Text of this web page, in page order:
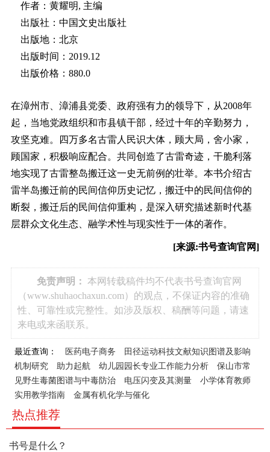
作者：黄耀明, 主编
出版社：中国文史出版社
出版地：北京
出版时间：2019.12
出版价格：880.0
在漳州市、漳浦县党委、政府强有力的领导下，从2008年
起，当地党政组织和市县镇干部，经过十年的辛勤努力，
攻坚克难。四万多名古雷人民识大体，顾大局，舍小家，
顾国家，积极响应配合。共同创造了古雷奇迹，干脆利落
地实现了古雷整岛搬迁这一史无前例的壮举。本书介绍古
雷半岛搬迁前的民间信仰历史记忆，搬迁中的民间信仰的
断裂，搬迁后的民间信仰重构，是深入研究描述新时代基
层群众文化生态、融学术性与现实性于一体的著作。
[来源:书号查询官网]
免责声明： 本网转载稿件均不代表书号查询官网
（www.shuhaochaxun.com）的观点，不保证内容的准确
性、可靠性或完整性。如涉及版权、稿酬等问题，请速
来电或来函联系。
最近查询： 医药电子商务
田径运动科技文献知识图谱及影响
机制研究
助力起航 幼儿园园长专业工作能力分析
保山市常
见野生毒菌图谱与中毒防治
电压闪变及其测量
小学体育教师
实用教学指南
金属有机化学与催化
热点推荐
书号是什么？